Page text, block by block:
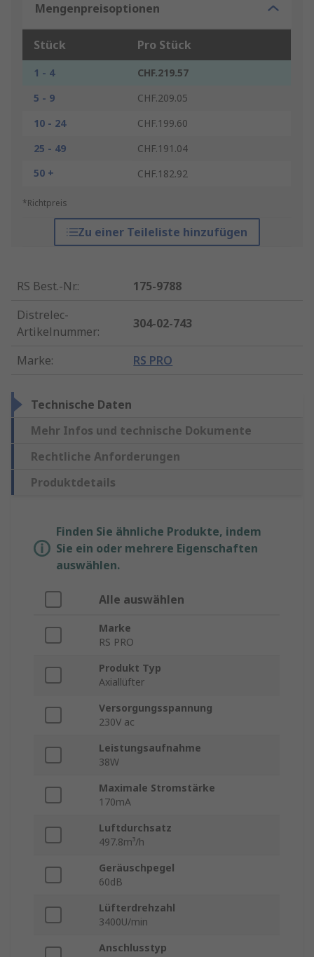
Mengenpreisoptionen
Stück Pro Stück
1 - 4
CHF.219.57
5 - 9
CHF.209.05
10 - 24
CHF.199.60
25 - 49
CHF.191.04
50 +
CHF.182.92
*Richtpreis
Zu einer Teileliste hinzufügen
RS Best.-Nr.:
175-9788
Distrelec-
Artikelnummer:
304-02-743
Marke: RS PRO
Technische Daten
Mehr Infos und technische Dokumente
Rechtliche Anforderungen
Produktdetails
Finden Sie ähnliche Produkte, indem
Sie ein oder mehrere Eigenschaften
auswählen.
Alle auswählen
Marke
RS PRO
Produkt Typ
Axiallüfter
Versorgungsspannung
230V ac
Leistungsaufnahme
38W
Maximale Stromstärke
170mA
Luftdurchsatz
497.8m³/h
Geräuschpegel
60dB
Lüfterdrehzahl
3400U/min
Anschlusstyp